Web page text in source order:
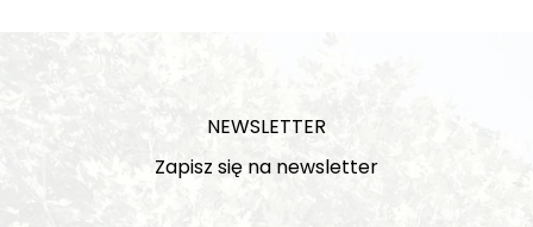
NEWSLETTER
Zapisz się na newsletter